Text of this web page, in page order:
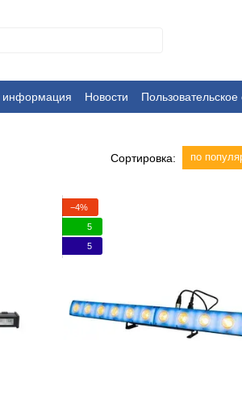
информация Новости
Сортировка: по
−4%
5
5